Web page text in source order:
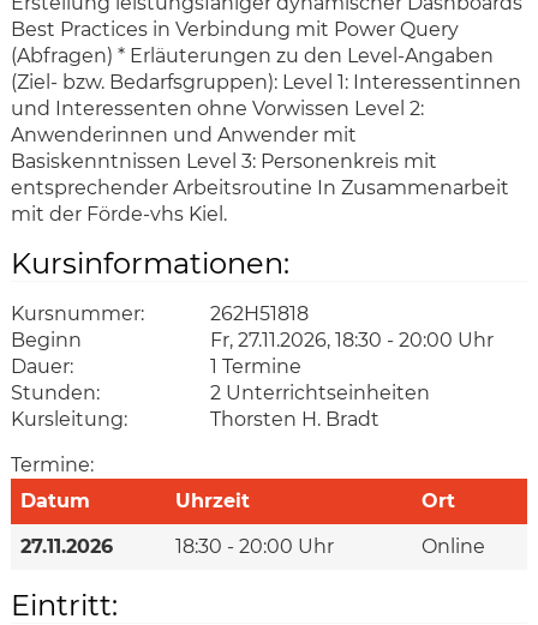
Best Practices in Verbindung mit Power Query
(Abfragen) * Erläuterungen zu den Level-Angaben
(Ziel- bzw. Bedarfsgruppen): Level 1: Interessentinnen
und Interessenten ohne Vorwissen Level 2:
Anwenderinnen und Anwender mit
Basiskenntnissen Level 3: Personenkreis mit
entsprechender Arbeitsroutine In Zusammenarbeit
mit der Förde-vhs Kiel.
Kursinformationen:
Kursnummer:
262H51818
Beginn
Fr, 27.11.2026, 18:30 - 20:00 Uhr
Dauer:
1 Termine
Stunden:
2 Unterrichtseinheiten
Kursleitung:
Thorsten H. Bradt
Termine:
Datum
Uhrzeit
Ort
27.11.2026
18:30 - 20:00 Uhr Online
Eintritt: